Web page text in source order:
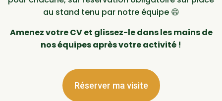
au stand tenu par notre équipe 😄
Amenez votre CV et glissez-le dans les mains de
nos équipes après votre activité !
Réserver ma visite